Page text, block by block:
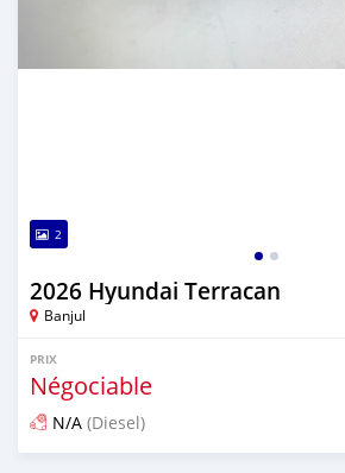
2
2026 Hyundai Terracan
Banjul
PRIX
Négociable
N/A (Diesel)